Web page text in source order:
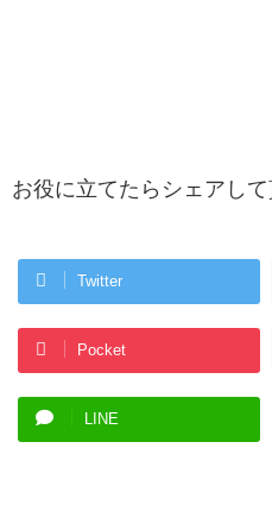
お役に立てたらシェアし
Twitter
Pocket
LINE